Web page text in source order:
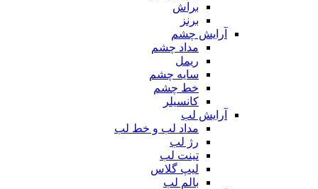
براش
برنز
آرایش چشم
مداد چشم
ریمل
سایه چشم
خط چشم
کانسیلر
آرایش لب
مداد لب و خط لب
رژ لب
تینت لب
لیپ گلاس
بالم لب